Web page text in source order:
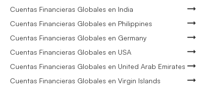
Cuentas Financieras Globales en India
Cuentas Financieras Globales en Philippines
Cuentas Financieras Globales en Germany
Cuentas Financieras Globales en USA
Cuentas Financieras Globales en United Arab Emirates
Cuentas Financieras Globales en Virgin Islands